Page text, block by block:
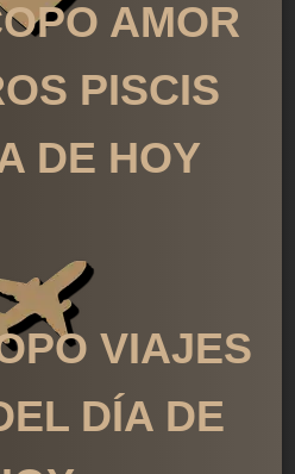
AMOR
PISCIS
DE HOY
VIAJES
DÍA DE